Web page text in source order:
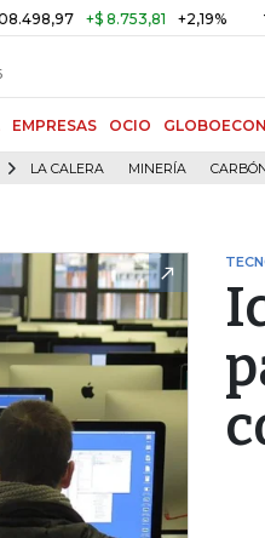
+$ 8.753,81 +2,19% TASA
EMPRESAS OCIO
LA CALERA MINERÍA